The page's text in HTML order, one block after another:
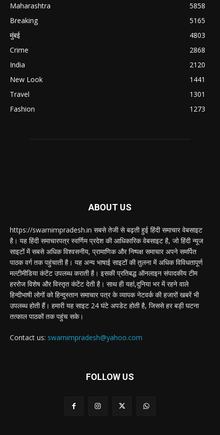
Maharashtra
5858
Breaking
5165
मुंबई
4803
Crime
2868
India
2120
New Look
1441
Travel
1301
Fashion
1273
ABOUT US
https://swarnimpradesh.in सबसे तेजी से बढ़ती हुई हिंदी समाचार वेबसाइट
है। यह हिंदी समाचारपत्र स्वर्णिम प्रदेश की आधिकारिक वेबसाइट है, जो हिंदी न्यूज
साइटों में सबसे अधिक विश्वसनीय, प्रामाणिक और निष्पक्ष समाचार अपने समर्पित
पाठक वर्ग तक पहुंचाती है। यह अन्य भाषाई साइटों की तुलना में अधिक विविधतापूर्ण
मल्टीमीडिया कंटेंट उपलब्ध कराती है। इसकी प्रतिबद्ध ऑनलाइन संपादकीय टीम
हररोज विशेष और विस्तृत कंटेंट देती है। साथ ही यहां,दुनिया भर में रहने वाले
हिन्दीभाषी लोगों को हिन्दुस्तान समाचार पत्र के व्यापक नेटवर्क की हजारों खबरें भी
उपलब्ध होती हैं। हमारी यह साइट 24 घंटे अपडेट होती है, जिससे हर बड़ी घटना
तत्काल पाठकों तक पहुंच सके।
Contact us: swarnimpradesh@yahoo.com
FOLLOW US